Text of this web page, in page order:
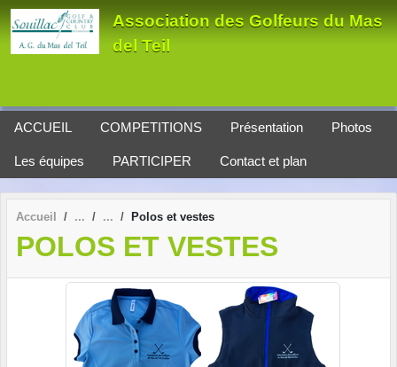
Association des Golfeurs du Mas
del Teil
ACCUEIL COMPETITIONS Présentation Photos
Les équipes PARTICIPER Contact et plan
Accueil Polos et vestes
POLOS ET VESTES
Panneau de gestion des cookies